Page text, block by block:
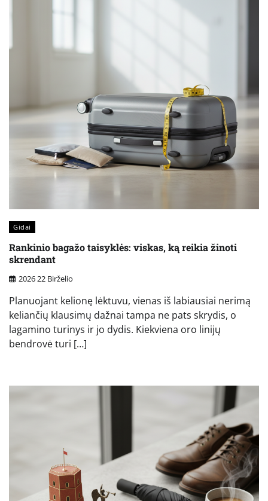
Gidai
Rankinio bagažo taisyklės: viskas, ką reikia žinoti
skrendant
2026 22 Birželio
Planuojant kelionę lėktuvu, vienas iš labiausiai nerimą
keliančių klausimų dažnai tampa ne pats skrydis, o
lagamino turinys ir jo dydis. Kiekviena oro linijų
bendrovė turi […]